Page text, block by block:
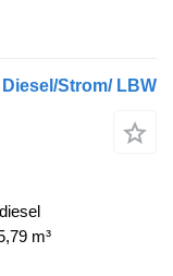
Strom/ LBW
diesel
m³